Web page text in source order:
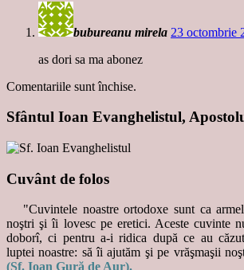
bubureanu mirela 23 octombrie
as dori sa ma abonez
Comentariile sunt închise.
Sfântul Ioan Evanghelistul,
Cuvânt de folos
"Cuvintele noastre ortodoxe sunt ca
noştri şi îi lovesc pe eretici. Aceste cuvinte
doborî, ci pentru a-i ridica după ce au
luptei noastre: să îi ajutăm şi pe vrăşmaşii
(Sf. Ioan Gură de Aur).